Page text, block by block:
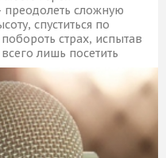
сложную
спуститься по
страх, испытав
лишь посетить